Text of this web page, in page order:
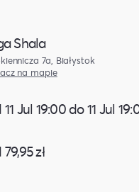
Shala
7a, Białystok
na mapie
Jul 19:00 do 11 Jul
zł